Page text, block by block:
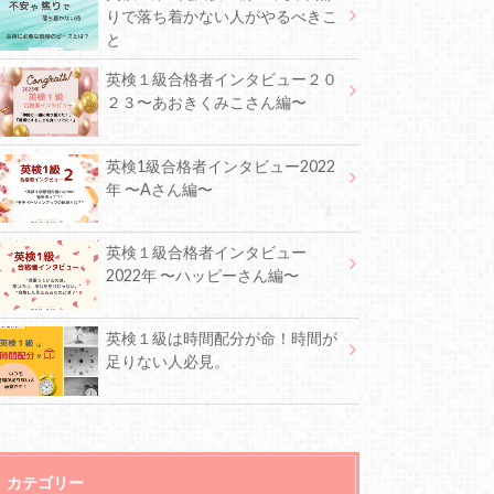
りで落ち着かない人がやるべきこ
と
英検１級合格者インタビュー２０
２３〜あおきくみこさん編〜
英検1級合格者インタビュー2022
年 〜Aさん編〜
英検１級合格者インタビュー
2022年 〜ハッピーさん編〜
英検１級は時間配分が命！時間が
足りない人必見。
カテゴリー